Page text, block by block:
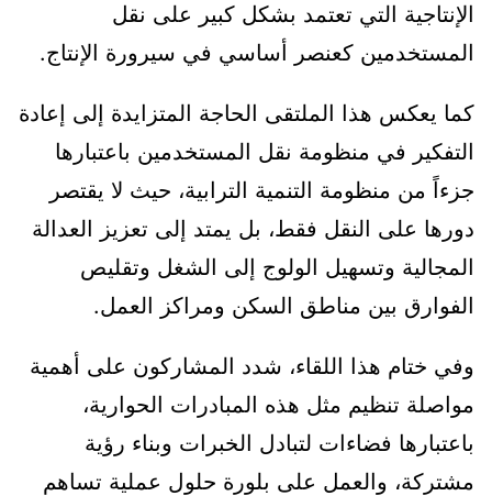
الإنتاجية التي تعتمد بشكل كبير على نقل
المستخدمين كعنصر أساسي في سيرورة الإنتاج.
كما يعكس هذا الملتقى الحاجة المتزايدة إلى إعادة
التفكير في منظومة نقل المستخدمين باعتبارها
جزءاً من منظومة التنمية الترابية، حيث لا يقتصر
دورها على النقل فقط، بل يمتد إلى تعزيز العدالة
المجالية وتسهيل الولوج إلى الشغل وتقليص
الفوارق بين مناطق السكن ومراكز العمل.
وفي ختام هذا اللقاء، شدد المشاركون على أهمية
مواصلة تنظيم مثل هذه المبادرات الحوارية،
باعتبارها فضاءات لتبادل الخبرات وبناء رؤية
مشتركة، والعمل على بلورة حلول عملية تساهم